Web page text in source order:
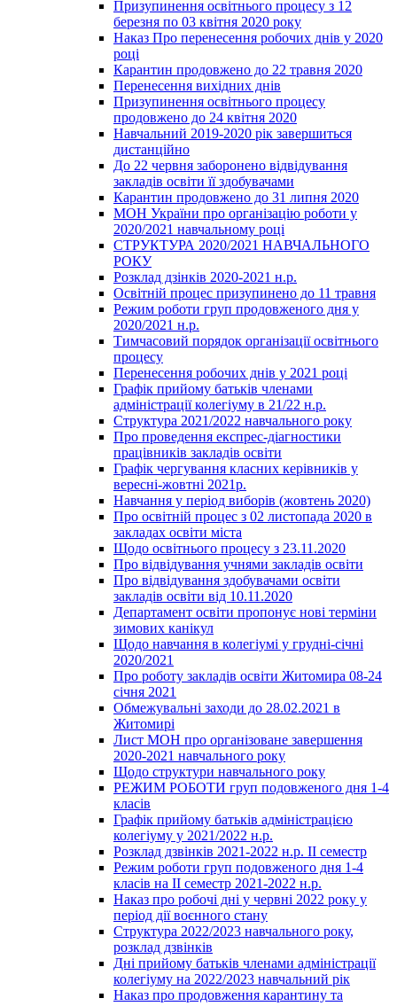
Призупинення освітнього процесу з 12
березня по 03 квітня 2020 року
Наказ Про перенесення робочих днів у 2020
році
Карантин продовжено до 22 травня 2020
Перенесення вихідних днів
Призупинення освітнього процесу
продовжено до 24 квітня 2020
Навчальний 2019-2020 рік завершиться
дистанційно
До 22 червня заборонено відвідування
закладів освіти її здобувачами
Карантин продовжено до 31 липня 2020
МОН України про організацію роботи у
2020/2021 навчальному році
СТРУКТУРА 2020/2021 НАВЧАЛЬНОГО
РОКУ
Розклад дзінків 2020-2021 н.р.
Освітній процес призупинено до 11 травня
Режим роботи груп продовженого дня у
2020/2021 н.р.
Тимчасовий порядок організації освітнього
процесу
Перенесення робочих днів у 2021 році
Графік прийому батьків членами
адміністрації колегіуму в 21/22 н.р.
Структура 2021/2022 навчального року
Про проведення експрес-діагностики
працівників закладів освіти
Графік чергування класних керівників у
вересні-жовтні 2021р.
Навчання у період виборів (жовтень 2020)
Про освітній процес з 02 листопада 2020 в
закладах освіти міста
Щодо освітнього процесу з 23.11.2020
Про відвідування учнями закладів освіти
Про відвідування здобувачами освіти
закладів освіти від 10.11.2020
Департамент освіти пропонує нові терміни
зимових канікул
Щодо навчання в колегіумі у грудні-січні
2020/2021
Про роботу закладів освіти Житомира 08-24
січня 2021
Обмежувальні заходи до 28.02.2021 в
Житомирі
Лист МОН про організоване завершення
2020-2021 навчального року
Щодо структури навчального року
РЕЖИМ РОБОТИ груп подовженого дня 1-4
класів
Графік прийому батьків адміністрацією
колегіуму у 2021/2022 н.р.
Розклад дзвінків 2021-2022 н.р. ІІ семестр
Режим роботи груп подовженого дня 1-4
класів на ІІ семестр 2021-2022 н.р.
Наказ про робочі дні у червні 2022 року у
період дії воєнного стану
Структура 2022/2023 навчального року,
розклад дзвінків
Дні прийому батьків членами адміністрації
колегіуму на 2022/2023 навчальний рік
Наказ про продовження карантину та